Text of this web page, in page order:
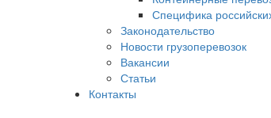
Специфика
Законодательство
Новости грузоперевозок
Вакансии
Статьи
Контакты